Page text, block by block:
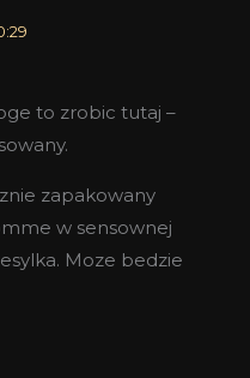
to zrobic tutaj –
zapakowany
w sensownej
Moze bedzie